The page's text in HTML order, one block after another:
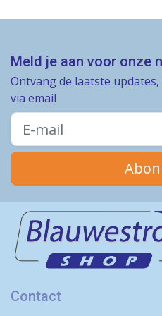
Meld je aan voor onze
Ontvang de laatste
via email
Contact